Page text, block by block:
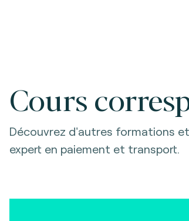
Cours
Découvrez d'autres formations
expert en paiement et transport.